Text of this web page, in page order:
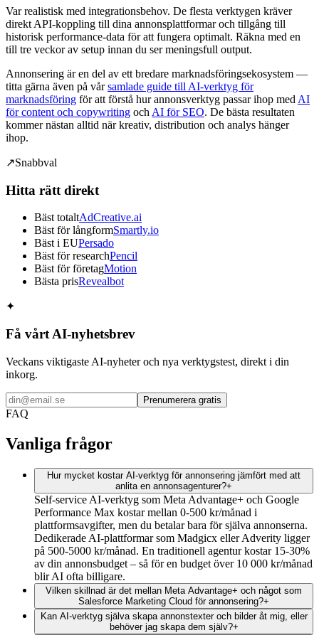
Var realistisk med integrationsbehov. De flesta verktygen kräver
direkt API-koppling till dina annonsplattformar och tillgång till
historisk performance-data för att fungera optimalt. Räkna med en
till tre veckor av setup innan du ser meningsfull output.
Annonsering är en del av ett bredare marknadsföringsekosystem —
titta gärna även på vårsamlade guide till AI-verktyg för
marknadsföring för att förstå hur annonsverktyg passar ihop med AI
för content och copywriting och AI för SEO. De bästa resultaten
kommer nästan alltid när kreativ, distribution och analys hänger
ihop.
↗Snabbval
Hitta rätt direkt
Bäst totaltAdCreative.ai
Bäst för långformSmartly.io
Bäst i EUPersado
Bäst för researchPencil
Bäst för företagMotion
Bästa prisRevealbot
✦
Få vårt AI-nyhetsbrev
Veckans viktigaste AI-nyheter och nya verktygstest, direkt i din
inkorg.
Prenumerera gratis
FAQ
Vanliga frågor
Hur mycket kostar AI-verktyg för annonsering jämfört med att
anlita en annonsagenturer?+
Self-service AI-verktyg som Meta Advantage+ och Google
Performance Max kostar mellan 0-500 kr/månad i
plattformsavgifter, men du betalar bara för själva annonserna.
Dedikerade AI-plattformar som Madgicx eller Adverity ligger
på 500-5000 kr/månad. En traditionell agentur kostar 15-30%
av din annonsbudget – så för en budget över 10 000 kr/månad
blir AI ofta billigare.
Vilken skillnad är det mellan Meta Advantage+ och något som
Salesforce Marketing Cloud för annonsering?+
Kan AI-verktyg själva skapa annonstexter och bilder åt mig, eller
behöver jag skapa dem själv?+